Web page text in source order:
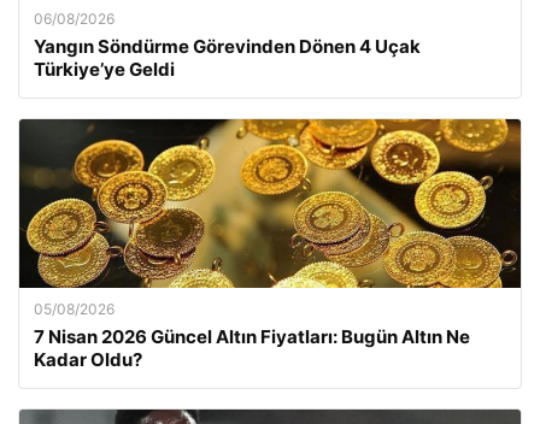
06/08/2026
Yangın Söndürme Görevinden Dönen 4 Uçak
Türkiye’ye Geldi
05/08/2026
7 Nisan 2026 Güncel Altın Fiyatları: Bugün Altın Ne
Kadar Oldu?